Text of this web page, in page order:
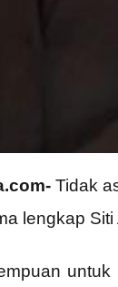
Tidak
lengkap